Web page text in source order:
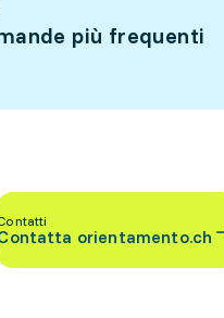
più frequenti
orientamento.ch